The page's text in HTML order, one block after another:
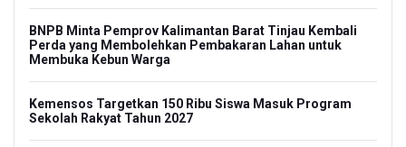
BNPB Minta Pemprov Kalimantan Barat Tinjau Kembali
Perda yang Membolehkan Pembakaran Lahan untuk
Membuka Kebun Warga
Kemensos Targetkan 150 Ribu Siswa Masuk Program
Sekolah Rakyat Tahun 2027